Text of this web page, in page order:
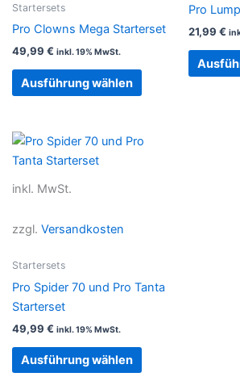
Startersets
Pro Clowns Mega Starterset
49,99 € inkl. 19% MwSt.
Ausführung wählen
Optionen
können
der
Produktseite
Pro
21,99 €
inkl. MwSt.
zzgl. Versandkosten
Startersets
Pro Spider 70 und Pro Tanta
Starterset
49,99 € inkl. 19% MwSt.
Ausführung wählen
Dieses
können
Produktseite
gewählt